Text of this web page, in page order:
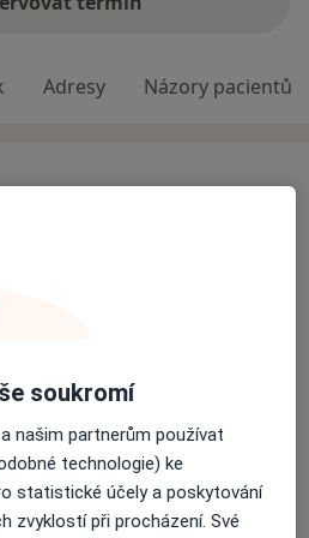
Adresy Názory pacientů
a terapie ve formě
a terapii v anglickém
škola psychosociálních studií,
fakulta
soukromí
našim partnerům používat
technologie) ke
statistické účely a poskytování
zvyklostí při procházení. Své